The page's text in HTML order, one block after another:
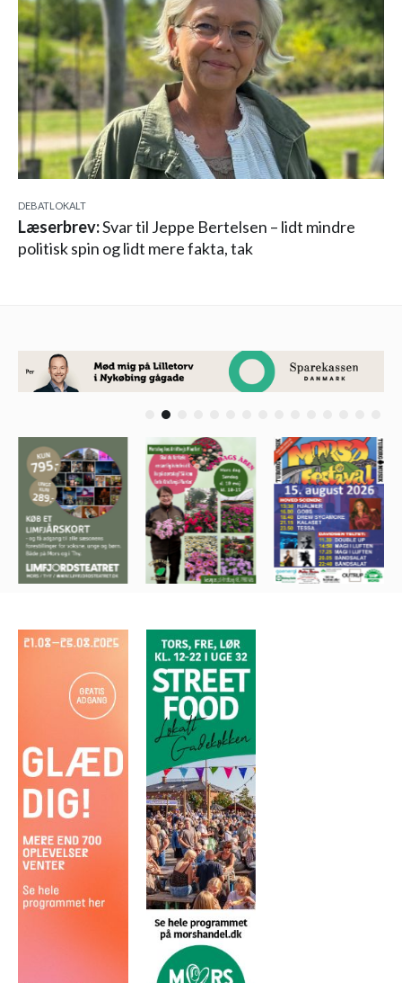
DEBATLOKALT
Læserbrev:Svar til Jeppe Bertelsen – lidt mindre
politisk spin og lidt mere fakta, tak